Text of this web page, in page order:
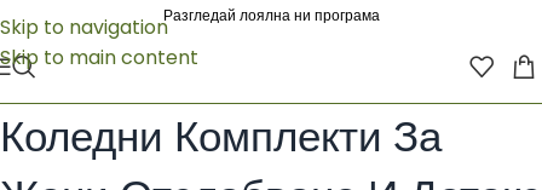
Skip to navigation
Skip to main content
Разгледай лоялна ни програма
Начало/Коледни комплекти
Коледни Комплекти За